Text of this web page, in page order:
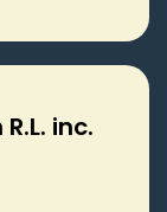
inc.